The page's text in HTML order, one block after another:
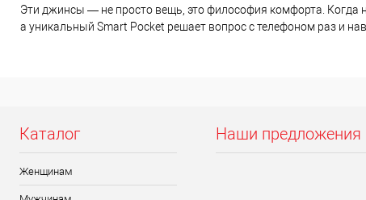
Эти джинсы — не просто вещь, это философия комфорта. Когда
а уникальный Smart Pocket решает вопрос с телефоном раз и
Каталог
Женщинам
Наши предложения